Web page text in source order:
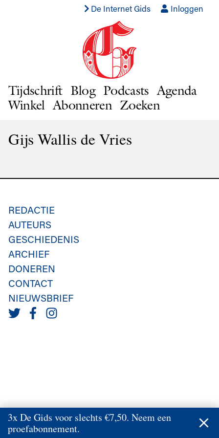
De Internet Gids Inloggen
Tijdschrift Blog Podcasts Agenda
Winkel Abonneren Zoeken
Gijs Wallis de Vries
REDACTIE
AUTEURS
GESCHIEDENIS
ARCHIEF
DONEREN
CONTACT
NIEUWSBRIEF
3x De Gids voor slechts €7,50. Neem een
proefabonnement.